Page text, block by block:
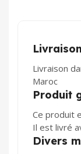
Livraison
Maroc
Produit
Ce produit
Il est livré
Divers